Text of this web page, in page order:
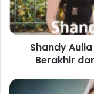
Shandy
Berakhir